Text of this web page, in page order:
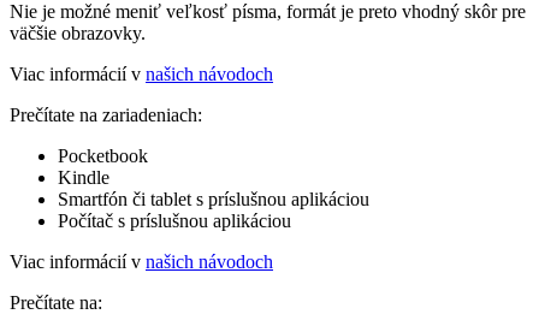
Nie je možné meniť veľkosť písma, formát je preto vhodný skôr pre
väčšie obrazovky.
Viac informácií v našich návodoch
Prečítate na zariadeniach:
Pocketbook
Kindle
Smartfón či tablet s príslušnou aplikáciou
Počítač s príslušnou aplikáciou
Viac informácií v našich návodoch
Prečítate na: